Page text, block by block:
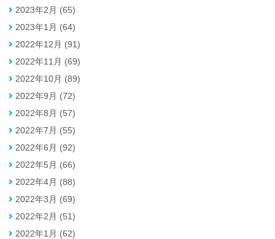
2023年2月 (65)
2023年1月 (64)
2022年12月 (91)
2022年11月 (69)
2022年10月 (89)
2022年9月 (72)
2022年8月 (57)
2022年7月 (55)
2022年6月 (92)
2022年5月 (66)
2022年4月 (88)
2022年3月 (69)
2022年2月 (51)
2022年1月 (62)